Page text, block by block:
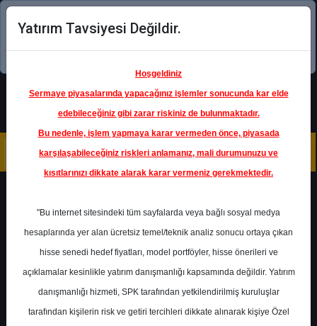
Şimdi uygulamayı indirin!
Yatırım Tavsiyesi Değildir.
Hoşgeldiniz
Sermaye piyasalarında yapacağınız işlemler sonucunda kar elde
edebileceğiniz gibi zarar riskiniz de bulunmaktadır.
Bu nedenle, işlem yapmaya karar vermeden önce, piyasada
karşılaşabileceğiniz riskleri anlamanız, mali durumunuzu ve
kısıtlarınızı dikkate alarak karar vermeniz gerekmektedir.
"Bu internet sitesindeki tüm sayfalarda veya bağlı sosyal medya
hesaplarında yer alan ücretsiz temel/teknik analiz sonucu ortaya çıkan
hisse senedi hedef fiyatları, model portföyler, hisse önerileri ve
açıklamalar kesinlikle yatırım danışmanlığı kapsamında değildir. Yatırım
danışmanlığı hizmeti, SPK tarafından yetkilendirilmiş kuruluşlar
tarafından kişilerin risk ve getiri tercihleri dikkate alınarak kişiye Özel